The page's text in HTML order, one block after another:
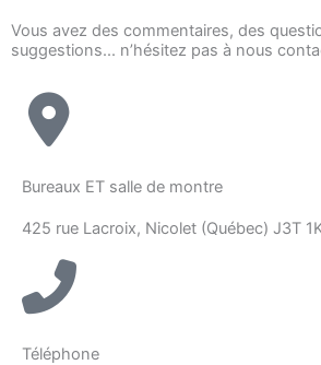
Vous avez des commentaires, des
suggestions... n’hésitez pas à nous
Bureaux ET salle de montre
425 rue Lacroix, Nicolet (Québec) J3T
Téléphone